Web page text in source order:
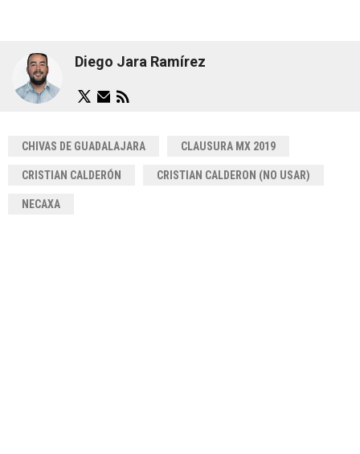
Diego Jara Ramírez
CHIVAS DE GUADALAJARA CLAUSURA MX 2019
CRISTIAN CALDERÓN CRISTIAN CALDERON (NO USAR)
NECAXA